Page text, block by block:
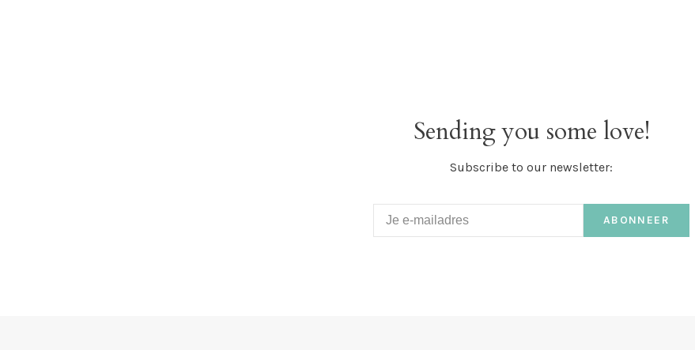
Sending you some love!
Subscribe to our newsletter:
ABONNEER